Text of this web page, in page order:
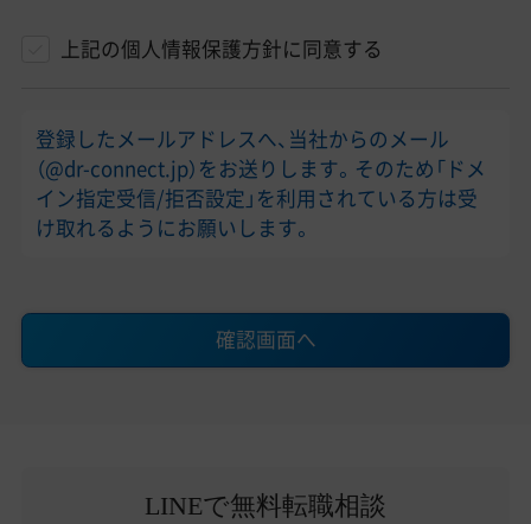
上記の個人情報保護方針に同意する
登録したメールアドレスへ、当社からのメール
（@dr-connect.jp）をお送りします。そのため「ドメ
イン指定受信/拒否設定」を利用されている方は受
け取れるようにお願いします。
確認画面へ
LINEで無料転職相談